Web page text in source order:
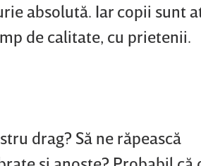
absolută. Iar copii sunt
de calitate, cu prietenii.
drag? Să ne răpească